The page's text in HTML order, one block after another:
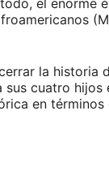
el enorme
la
sus cuatro
en